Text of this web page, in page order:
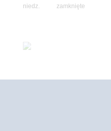
niedz. zamknięte